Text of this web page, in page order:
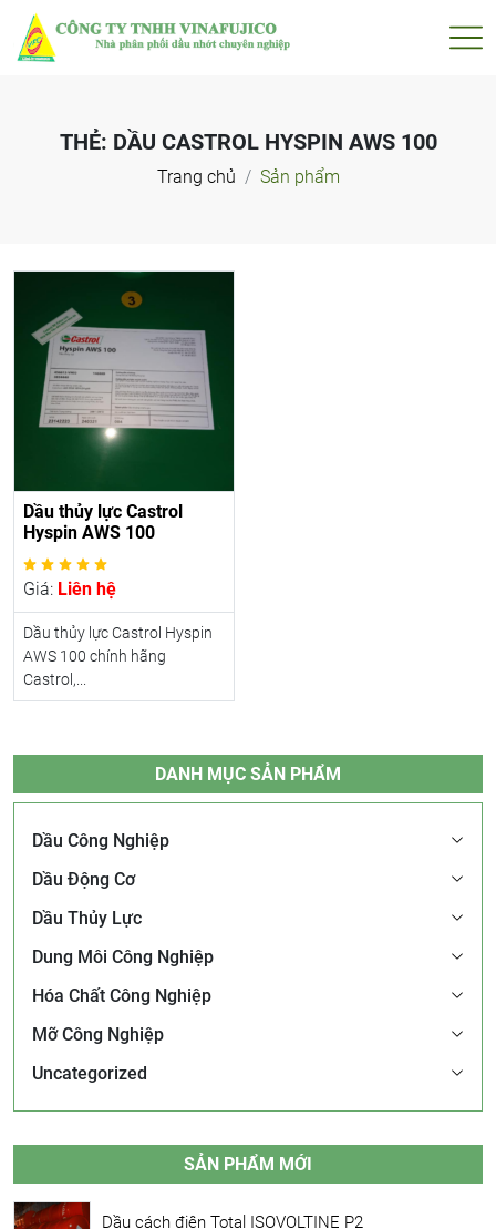
THẺ: DẦU CASTROL HYSPIN AWS 100
Trang chủ Sản phẩm
Dầu thủy lực Castrol
Hyspin AWS 100
Giá: Liên hệ
Dầu thủy lực Castrol Hyspin
AWS 100 chính hãng
Castrol,...
DANH MỤC SẢN PHẨM
Dầu Công Nghiệp
Dầu Động Cơ
Dầu Thủy Lực
Dung Môi Công Nghiệp
Hóa Chất Công Nghiệp
Mỡ Công Nghiệp
Uncategorized
SẢN PHẨM MỚI
Dầu cách điện Total ISOVOLTINE P2